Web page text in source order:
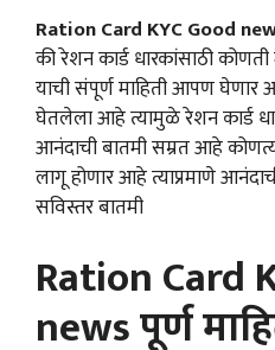
Ration Card KYC Good
की रेशन कार्ड धारकांसाठी
याची संपूर्ण माहिती आपण घेणार
घेतलेला आहे त्यामुळे रेशन कार्ड
आनंदाची बातमी सम्रत आहे
लागू होणार आहे त्याप्रमाणे
सविस्तर बातमी
Ration Card
news पूर्ण